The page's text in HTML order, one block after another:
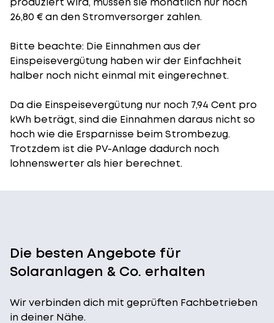
26,80 € an den Stromversorger zahlen.
Bitte beachte: Die Einnahmen aus der
Einspeisevergütung haben wir der Einfachheit
halber noch nicht einmal mit eingerechnet.
Da die Einspeisevergütung nur noch 7,94 Cent pro
kWh beträgt, sind die Einnahmen daraus nicht so
hoch wie die Ersparnisse beim Strombezug.
Trotzdem ist die PV-Anlage dadurch noch
lohnenswerter als hier berechnet.
Die besten Angebote für
Solaranlagen & Co. erhalten
Wir verbinden dich mit geprüften Fachbetrieben
in deiner Nähe.